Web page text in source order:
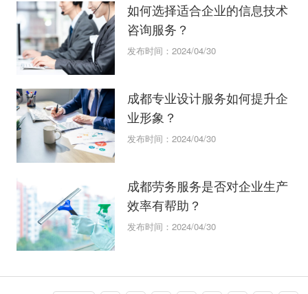
如何选择适合企业的信息技术
咨询服务？
发布时间：2024/04/30
成都专业设计服务如何提升企
业形象？
发布时间：2024/04/30
成都劳务服务是否对企业生产
效率有帮助？
发布时间：2024/04/30